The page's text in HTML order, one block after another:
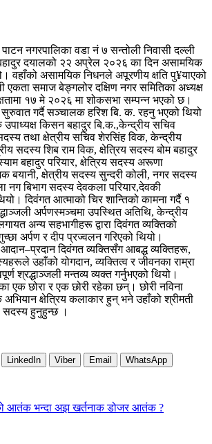
नगरपालिका वडा नं ७ सन्तोली निवासी दल्ली
बहादुर दयालको २२ अप्रेल २०२६ का दिन असामयिक
वहाँको असामयिक निधनले अपूरणीय क्षति पु¥याएको
समाज बेङ्गलोर दक्षिण नगर समितिका अध्यक्ष
१७ मे २०२६ मा शोकसभा सम्पन्न भएको छ।
गर्दै सञ्चालक हरिश बि. क. रहनु भएको थियो
उपाध्यक्ष किसन बहादुर बि.क.,केन्द्रीय सचिव
तथा क्षेत्रीय सचिव शेरसिंह विक, केन्द्रीय
सदस्य शिब राम विक, क्षेत्रिय सदस्य बोम बहादुर
बहादुर परियार, क्षेत्रिय सदस्य अरूणा
बयानी, क्षेत्रीय सदस्य सुन्दरी कोली, नगर सदस्य
नग बिभाग सदस्य देवकला परियार,देवकी
दिवंगत आत्माको चिर शान्तिको कामना गर्दै १
अर्पणस्मञ्चमा उपस्थित अतिथि, केन्द्रीय
अन्य सहभागीहरू द्वारा दिवंगत व्यक्तिको
अर्पण र दीप प्रज्वलन गरिएको थियो।
दिवंगत व्यक्तिसँग आबद्ध व्यक्तिहरू,
उहाँको योगदान, व्यक्तित्व र जीवनका राम्रा
श्रद्धाञ्जली मन्तव्य व्यक्त गर्नुभएको थियो।
एक छोरा र एक छोरी रहेका छन्। छोरी नविना
क्षेत्रिय कलाकार हुन् भने उहाँको श्रीमती
सदस्य हुनुहुन्छ ।
LinkedIn Viber Email WhatsApp
आतंक भन्दा अझ खर्तनाक डोजर आतंक ?